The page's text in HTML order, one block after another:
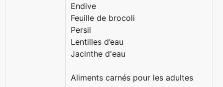
Endive
Feuille de brocoli
Persil
Lentilles d’eau
Jacinthe d'eau
Aliments carnés pour les adultes